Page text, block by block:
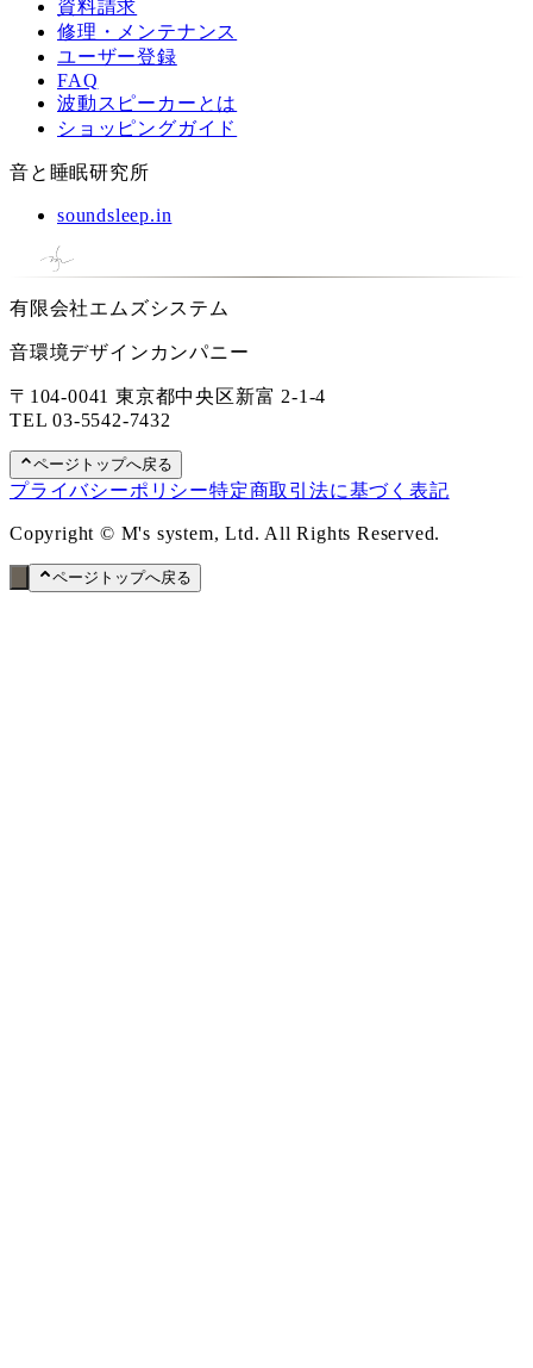
資料請求
修理・メンテナンス
ユーザー登録
FAQ
波動スピーカーとは
ショッピングガイド
音と睡眠研究所
soundsleep.in
有限会社エムズシステム
音環境デザインカンパニー
〒104-0041 東京都中央区新富 2-1-4
TEL03-5542-7432
ページトップへ戻る
プライバシーポリシー特定商取引法に基づく表記
Copyright © M's system, Ltd. All Rights Reserved.
ページトップへ戻る